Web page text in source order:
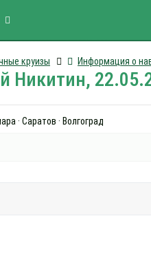
круизы Информация о
Никитин,
· Саратов · Волгоград